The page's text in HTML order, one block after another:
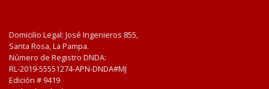
Domicilio Legal: José Ingenieros 855,
Santa Rosa, La Pampa.
Número de Registro DNDA:
RL-2019-55551274-APN-DNDA#MJ
Edición # 9419